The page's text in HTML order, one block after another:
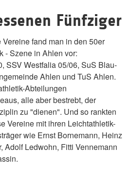
Fünfziger
fand man in den 50er
- Szene in Ahlen vor:
SSV Westfalia 05/06, SuS Blau-
Ahlen und TuS Ahlen.
Abteilungen
alle aber bestrebt, der
zu "dienen". Und so rankten
Vereine mit ihren Leichtathletik-
wie Ernst Bornemann, Heinz
Adolf Ledwohn, Fitti Vennemann